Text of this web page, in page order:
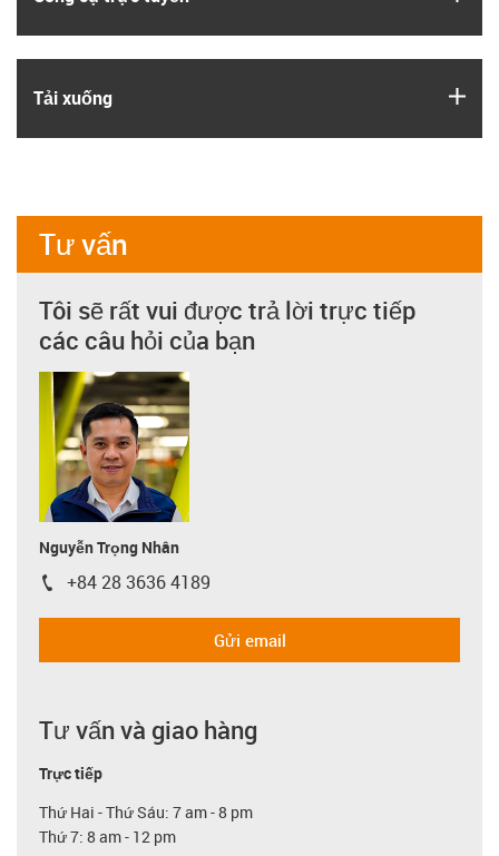
Tải xuống
Tư vấn
Tôi sẽ rất vui được trả lời trực tiếp
các câu hỏi của bạn
Nguyễn Trọng Nhân
igus-icon-phone
+84 28 3636 4189
Gửi email
Tư vấn và giao hàng
Trực tiếp
Thứ Hai - Thứ Sáu: 7 am - 8 pm
Thứ 7: 8 am - 12 pm